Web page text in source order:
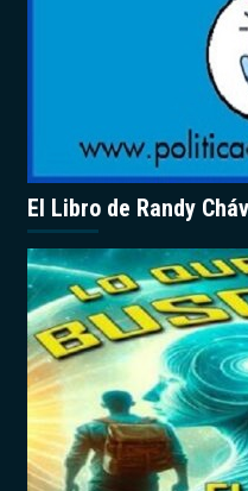
El Libro de Randy